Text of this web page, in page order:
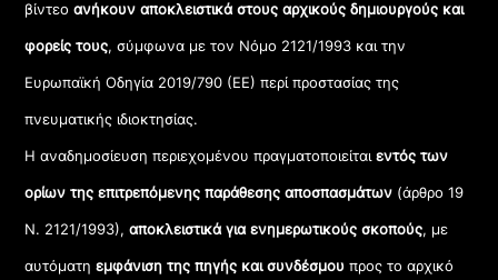
βίντεοανήκουν αποκλειστικά στους αρχικούς δημιουργούς και
φορείς τους, σύμφωνα με τον Νόμο 2121/1993 και την
Ευρωπαϊκή Οδηγία 2019/790 (ΕΕ) περί προστασίας της
πνευματικής ιδιοκτησίας.
Η αναδημοσίευση περιεχομένου πραγματοποιείταιεντός των
ορίων της επιτρεπόμενης παράθεσης αποσπασμάτων (άρθρο 19
Ν. 2121/1993), αποκλειστικά για ενημερωτικούς σκοπούς, με
αυτόματηεμφάνιση της πηγής και συνδέσμου προς το αρχικό